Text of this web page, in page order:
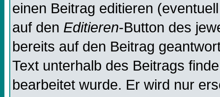
einen Beitrag editieren
auf den Editieren-Button des
bereits auf den Beitrag
Text unterhalb des Beitrags
bearbeitet wurde. Er wird nur